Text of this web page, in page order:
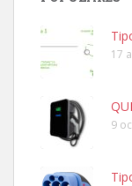
17
9